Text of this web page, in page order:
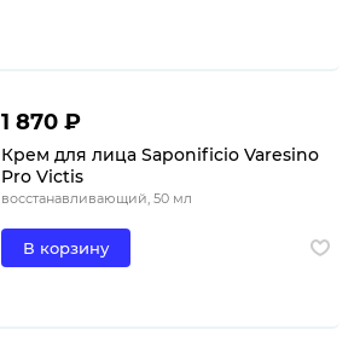
1 870 ₽
Крем для лица Saponificio Varesino
Pro Victis
восстанавливающий, 50 мл
В корзину